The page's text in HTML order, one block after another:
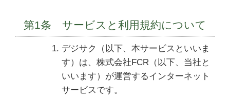
第1条 サービスと利用規約について
デジサク（以下、本サービスといいま
す）は、株式会社FCR（以下、当社と
いいます）が運営するインターネット
サービスです。